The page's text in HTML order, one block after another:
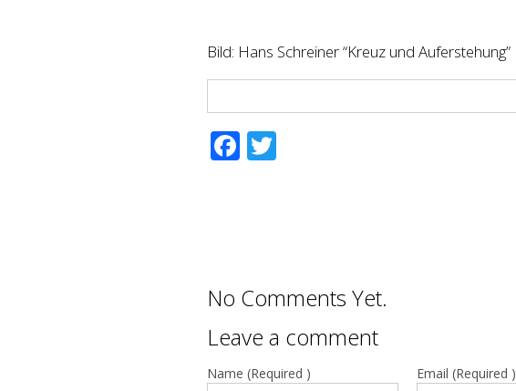
Bild: Hans Schreiner “Kreuz und Auferstehung”
Facebook
No Comments Yet.
Leave a comment
Name (Required ) Email (Required )